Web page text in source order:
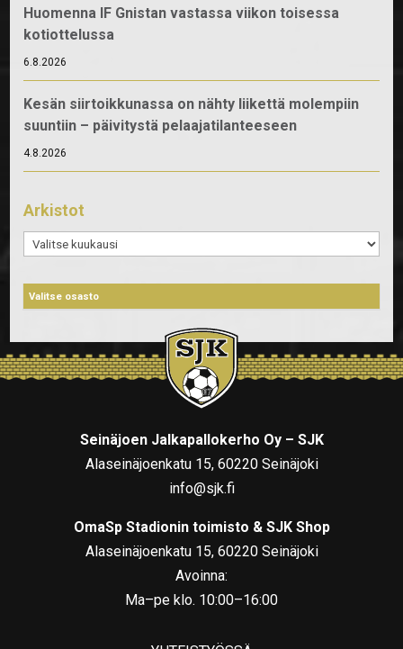
Huomenna IF Gnistan vastassa viikon toisessa
kotiottelussa
6.8.2026
Kesän siirtoikkunassa on nähty liikettä molempiin
suuntiin – päivitystä pelaajatilanteeseen
4.8.2026
Arkistot
Arkistot
Seinäjoen Jalkapallokerho Oy – SJK
Alaseinäjoenkatu 15, 60220 Seinäjoki
info@sjk.fi
OmaSp Stadionin toimisto & SJK Shop
Alaseinäjoenkatu 15, 60220 Seinäjoki
Avoinna:
Ma–pe klo. 10:00–16:00